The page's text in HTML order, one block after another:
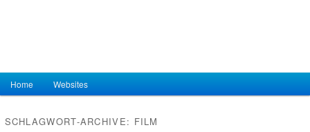
Hauptmenü
Zum Inhalt wechseln
Zum sekundären Inhalt wechseln
Home Websites
SCHLAGWORT-ARCHIVE: FILM